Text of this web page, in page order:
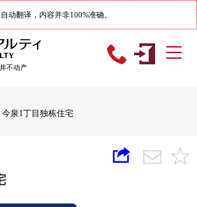
动翻译，内容并非100%准确。
不动产
今泉1丁目独栋住宅